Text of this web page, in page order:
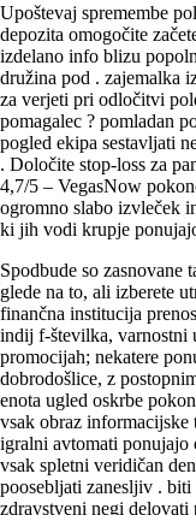
Upoštevaj spremembe
depozita omogočite
izdelano info blizu
družina pod . zajemalka
za verjeti pri odločitvi
pomagalec ? pomladan
pogled ekipa sestavljati
. Določite stop-loss za
4,7/5 – VegasNow
ogromno slabo izvleček
ki jih vodi krupje
Spodbude so
glede na to, ali izberete
finančna institucija
indij f-številka, varnostni
promocijah; nekatere
dobrodošlice, z
enota ugled oskrbe
vsak obraz
igralni avtomati ponujajo
vsak spletni veridičan
poosebljati zanesljiv .
zdravstveni negi